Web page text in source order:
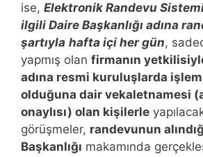
ise, Elektronik Randevu
ilgili Daire Başkanlığı adına
şartıyla hafta içi her gün,
yapmış olan firmanın
adına resmi kuruluşlarda
olduğuna dair vekaletnamesi
onaylısı) olan kişilerle
görüşmeler, randevunun
Başkanlığı makamında